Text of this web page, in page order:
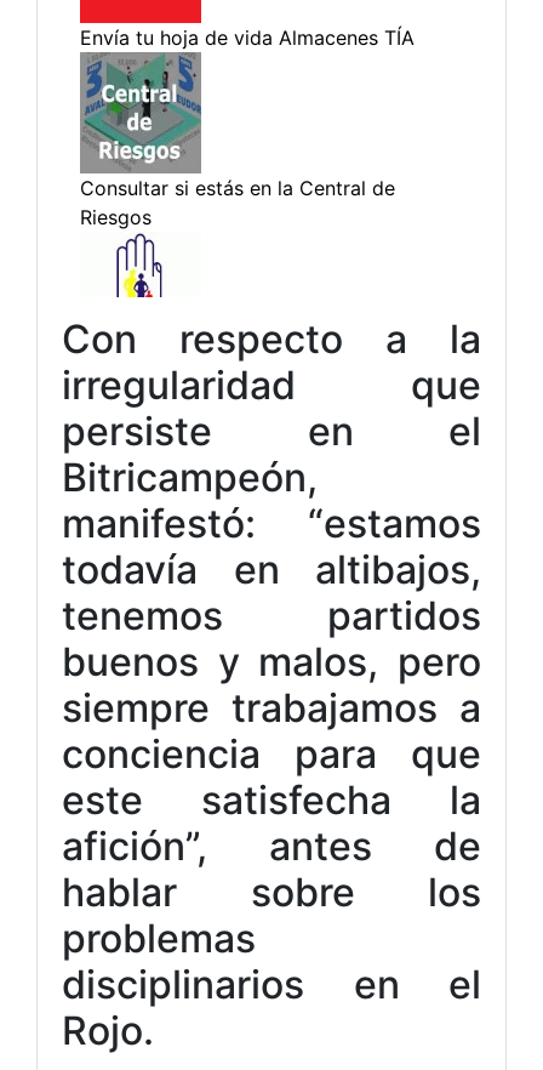
Con respecto a la
irregularidad que
persiste en el
Bitricampeón,
manifestó: “estamos
todavía en altibajos,
tenemos partidos
buenos y malos, pero
siempre trabajamos a
conciencia para que
este satisfecha la
afición”, antes de
hablar sobre los
problemas
disciplinarios en el
Rojo.